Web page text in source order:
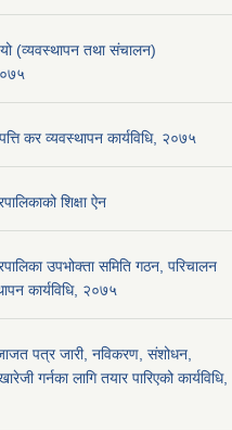
(व्यवस्थापन तथा संचालन)
कर व्यवस्थापन कार्यविधि, २०७५
शिक्षा ऐन
उपभोक्ता समिति गठन, परिचालन
कार्यविधि, २०७५
पत्र जारी, नविकरण, संशोधन,
गर्नका लागि तयार पारिएको कार्यविधि,